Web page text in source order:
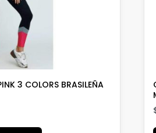
3 COLORS BRASILEÑA